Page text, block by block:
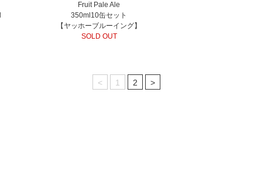
Fruit Pale Ale
350ml10缶セット
【ヤッホーブルーイング】
SOLD OUT
< 1 2 >